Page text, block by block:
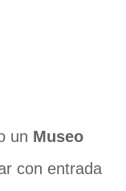
un Museo
con entrada